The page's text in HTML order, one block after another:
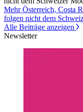
Mehr Österreich, Costa
folgen nicht dem
Alle Beiträge anzeigen
Newsletter